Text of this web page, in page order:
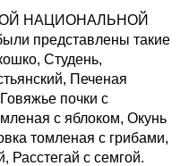
НАЦИОНАЛЬНОЙ
представлены такие
Студень,
Печеная
почки с
с яблоком, Окунь
томленая с грибами,
Расстегай с семгой.